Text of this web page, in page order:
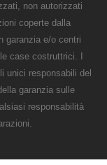
non autorizzati
coperte dalla
garanzia e/o centri
case costruttrici. I
unici responsabili del
garanzia sulle
responsabilità